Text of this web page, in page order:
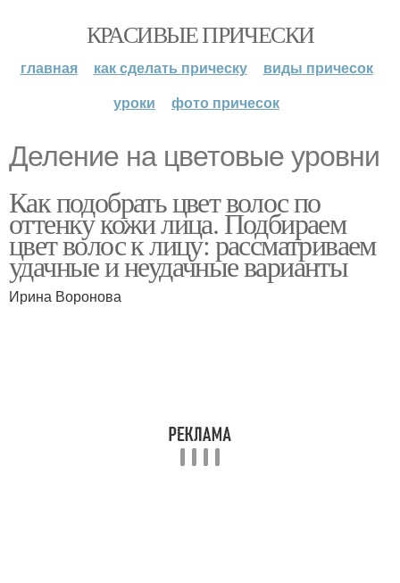
КРАСИВЫЕ ПРИЧЕСКИ
главная как сделать прическу
виды причесок
уроки
фото причесок
Деление на цветовые уровни
Как подобрать цвет волос по
оттенку кожи лица. Подбираем
цвет волос к лицу: рассматриваем
удачные и неудачные варианты
Ирина Воронова